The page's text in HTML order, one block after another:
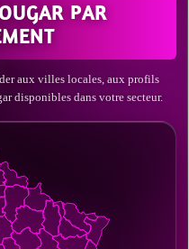
PAR
aux villes locales, aux profils
disponibles dans votre secteur.